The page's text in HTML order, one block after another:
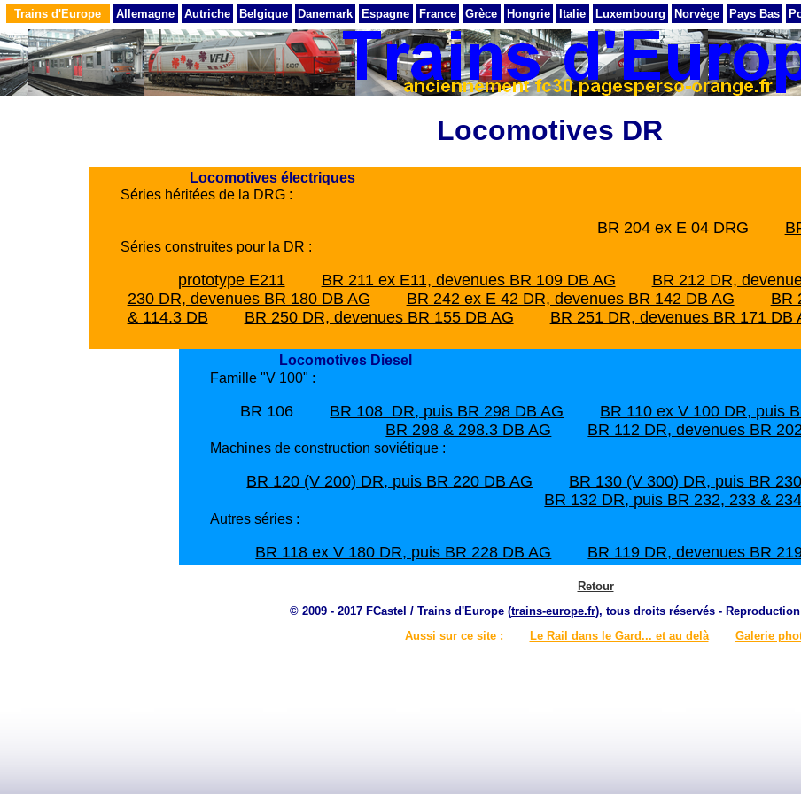
Trains d'Europe Allemagne Autriche Belgique Danemark Espagne France Grèce Hongrie Italie Luxembourg Norvège Pays Bas
Locomotives DR
Locomotives électriques
Séries héritées de la DRG :
BR 204 ex E 04 DRG
Séries construites pour la DR :
prototype E211 BR 211 ex E11, devenues BR 109 DB AG BR 212 DR,
230 DR, devenues BR 180 DB AG
BR 242 ex E 42 DR, devenues BR 142 DB AG
BR
& 114.3 DB
BR 250 DR, devenues BR 155 DB AG BR 251 DR, devenues BR 171 DB
Locomotives Diesel
Famille "V 100" :
BR 106 BR 108 DR, puis BR 298 DB AG BR 110 ex V 100 DR, puis
BR 298 & 298.3 DB AG
BR 112 DR, devenues BR
Machines de construction soviétique :
BR 120 (V 200) DR, puis BR 220 DB AG BR 130 (V 300) DR, puis BR
BR 132 DR, puis BR 232, 233 &
Autres séries :
BR 118 ex V 180 DR, puis BR 228 DB AG BR 119 DR, devenues BR
Retour
© 2009 - 2017 FCastel / Trains d'Europe (trains-europe.fr), tous droits réservés -
Aussi sur ce site :
Le Rail dans le Gard... et au delà Galerie